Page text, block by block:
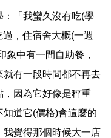
「我蠻久沒有吃(學
，住宿舍大概(一週
象中有一間自助餐，
有一段時間都不再去
，因為它好像是秤重
道它(價格)會這麼的
覺得那個時候大一店